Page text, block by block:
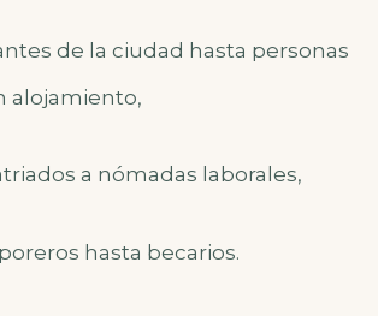
de la ciudad hasta personas
alojamiento,
a nómadas laborales,
hasta becarios.